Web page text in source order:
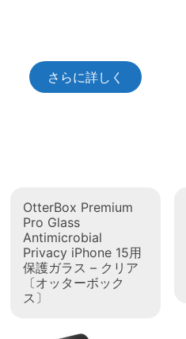
さらに詳しく
OtterBox Premium
Pro Glass
Antimicrobial
Privacy iPhone 15用
保護ガラス – クリア
〔オッターボック
ス〕